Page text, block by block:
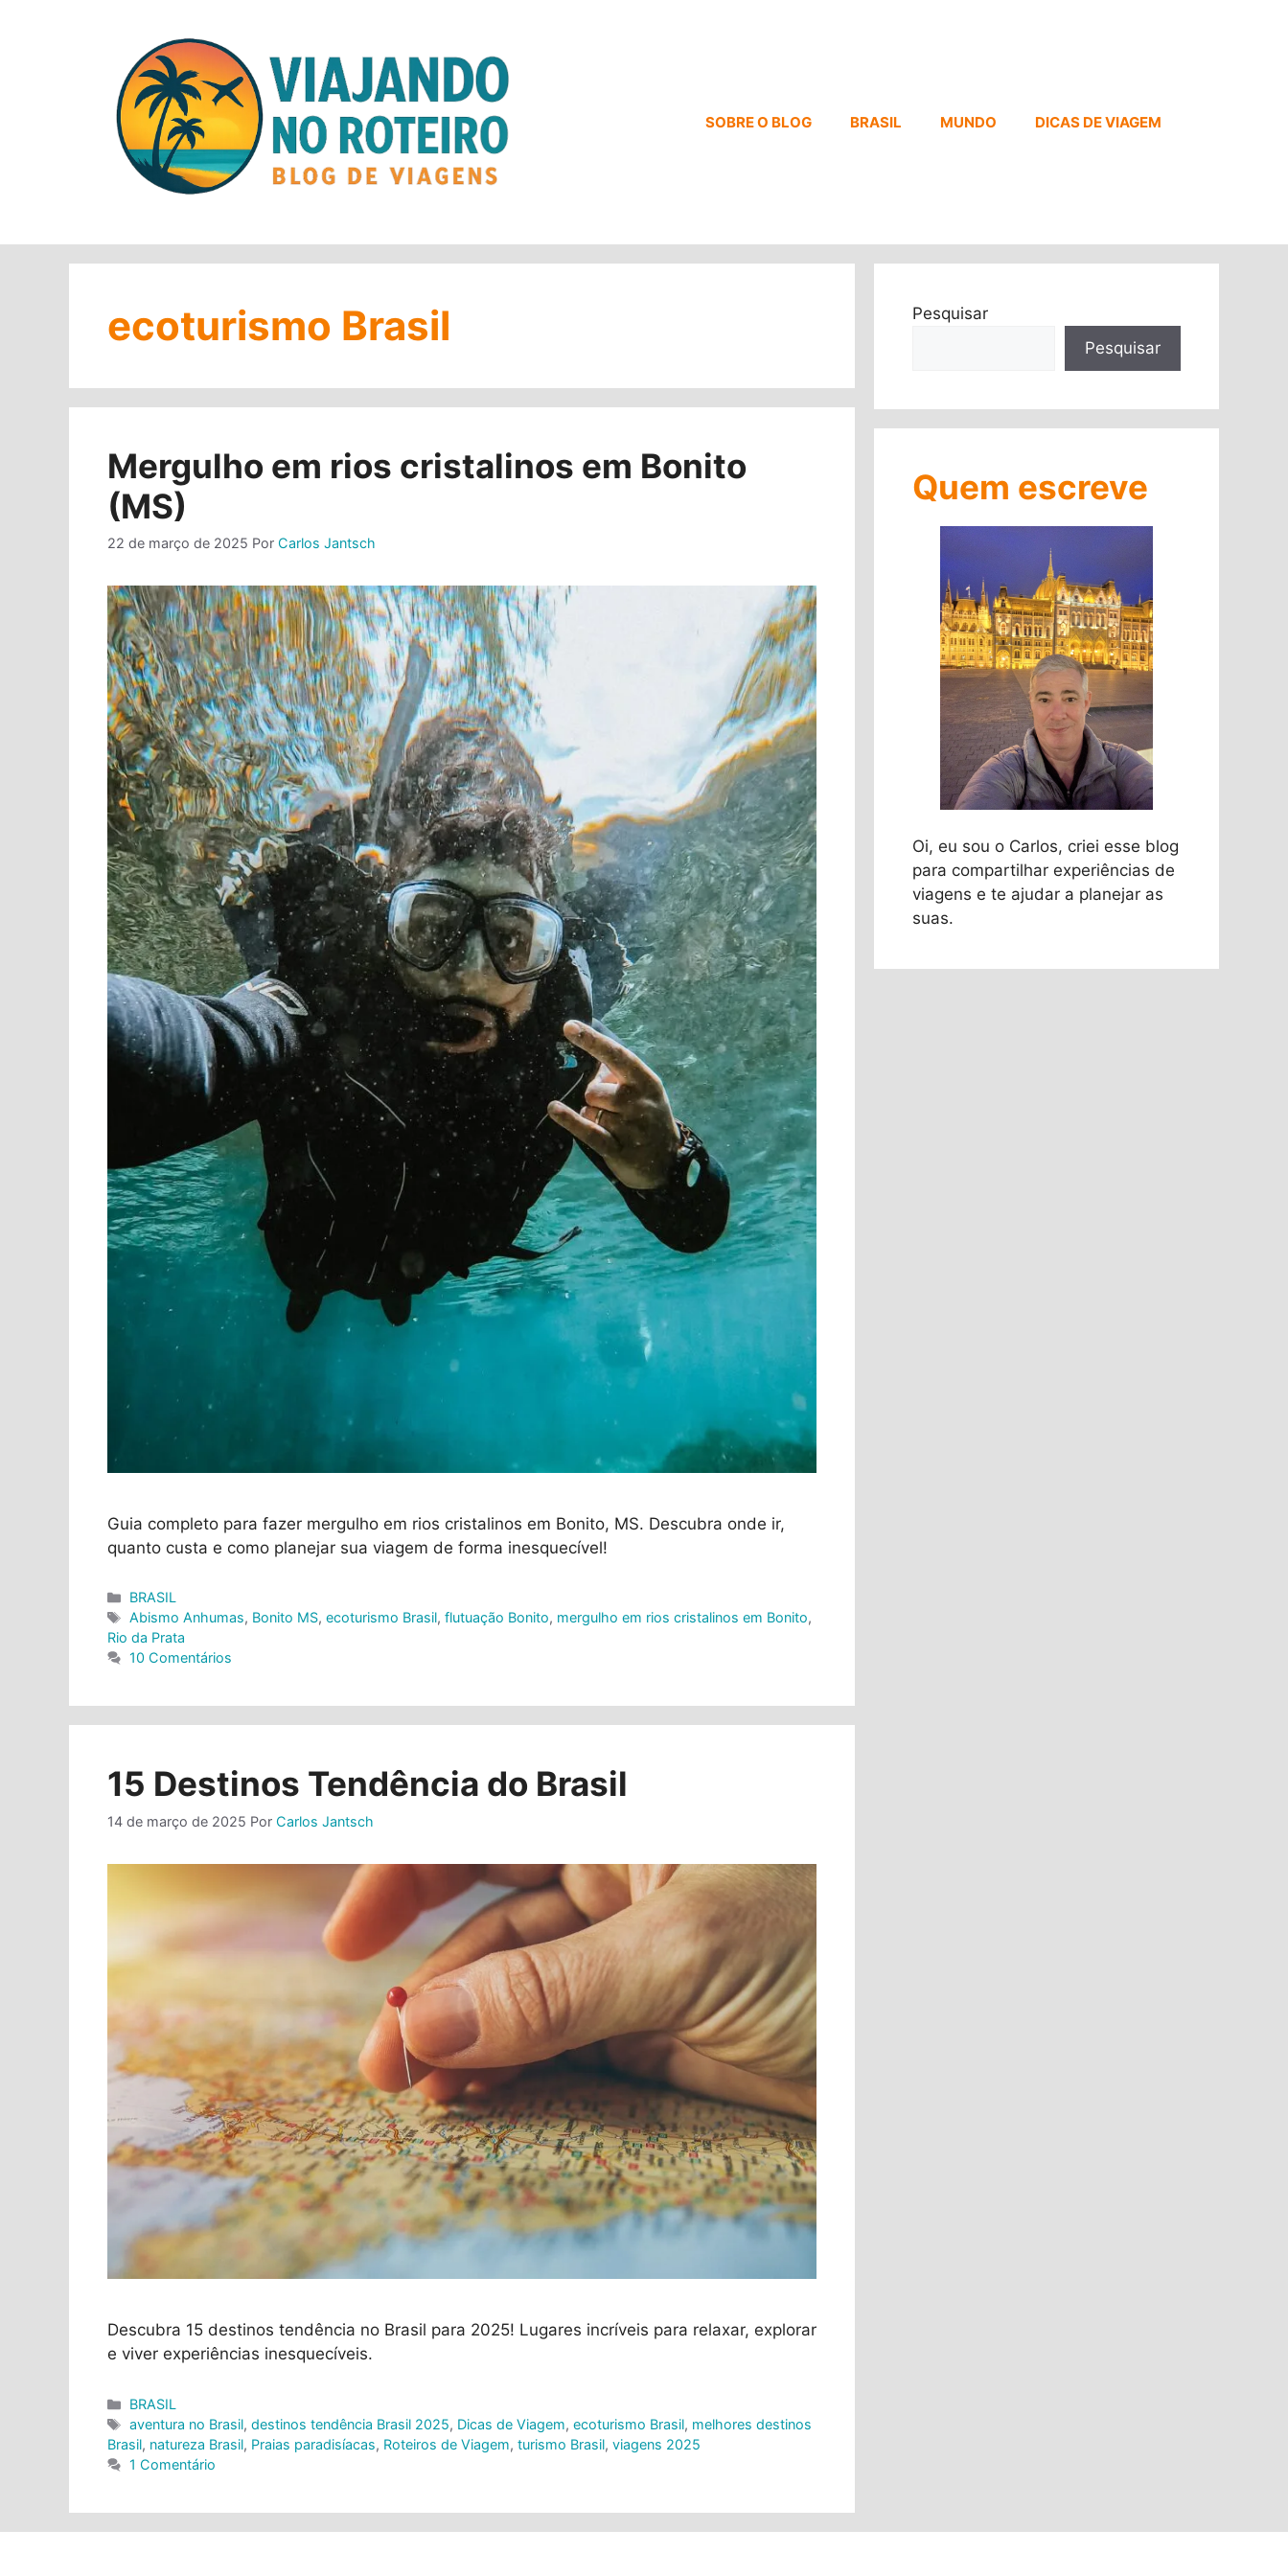
SOBRE O BLOG BRASIL MUNDO DICAS DE VIAGEM
ecoturismo Brasil
Mergulho em rios cristalinos em Bonito
(MS)
22 de março de 2025 Por Carlos Jantsch
Guia completo para fazer mergulho em rios cristalinos em Bonito, MS. Descubra onde ir,
quanto custa e como planejar sua viagem de forma inesquecível!
Categorias
BRASIL
Tags
Abismo Anhumas, Bonito MS,ecoturismo Brasil,flutuação Bonito, mergulho em rios cristalinos em Bonito,
Rio da Prata
10 Comentários
15 Destinos Tendência do Brasil
14 de março de 2025 Por Carlos Jantsch
Descubra 15 destinos tendência no Brasil para 2025! Lugares incríveis para relaxar, explorar
e viver experiências inesquecíveis.
Categorias
BRASIL
Tags
aventura no Brasil,destinos tendência Brasil 2025, Dicas de Viagem,ecoturismo Brasil, melhores destinos
Brasil, natureza Brasil, Praias paradisíacas, Roteiros de Viagem, turismo Brasil, viagens 2025
1 Comentário
Pesquisar
Pesquisar
Quem escreve
Oi, eu sou o Carlos, criei esse blog
para compartilhar experiências de
viagens e te ajudar a planejar as
suas.